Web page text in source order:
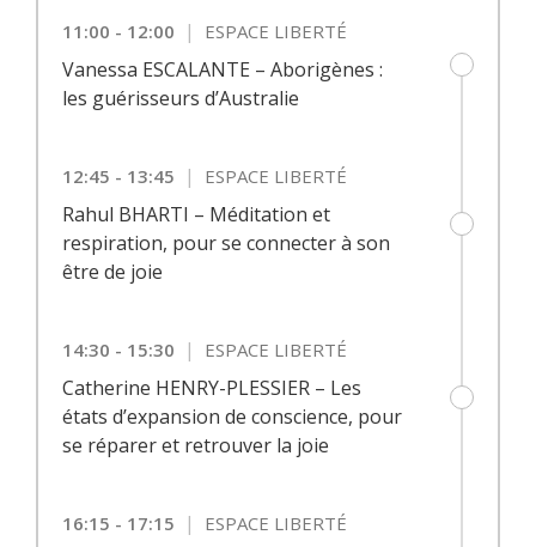
11:00 - 12:00 | ESPACE LIBERTÉ
Vanessa ESCALANTE – Aborigènes :
les guérisseurs d’Australie
12:45 - 13:45 | ESPACE LIBERTÉ
Rahul BHARTI – Méditation et
respiration, pour se connecter à son
être de joie
14:30 - 15:30 | ESPACE LIBERTÉ
Catherine HENRY-PLESSIER – Les
états d’expansion de conscience, pour
se réparer et retrouver la joie
16:15 - 17:15 | ESPACE LIBERTÉ